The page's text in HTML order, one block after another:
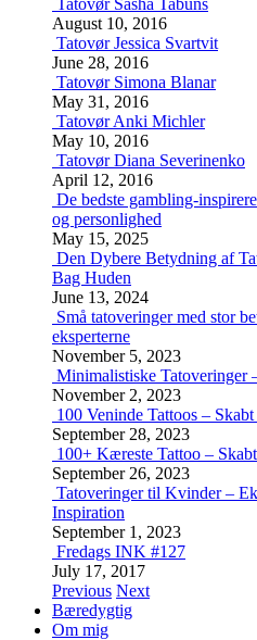
Tatovør Sasha Tabuns
August 10, 2016
Tatovør Jessica Svartvit
June 28, 2016
Tatovør Simona Blanar
May 31, 2016
Tatovør Anki Michler
May 10, 2016
Tatovør Diana Severinenko
April 12, 2016
De bedste gambling-
og personlighed
May 15, 2025
Den Dybere Betydning af
Bag Huden
June 13, 2024
Små tatoveringer med stor
eksperterne
November 5, 2023
Minimalistiske Tatoveringer
November 2, 2023
100 Veninde Tattoos –
September 28, 2023
100+ Kæreste Tattoo –
September 26, 2023
Tatoveringer til Kvinder –
Inspiration
September 1, 2023
Fredags INK #127
July 17, 2017
Previous Next
Bæredygtig
Om mig